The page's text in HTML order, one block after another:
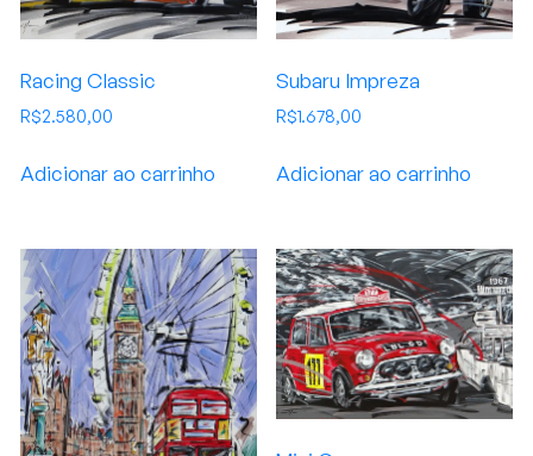
Racing Classic
R$2.580,00
Adicionar ao carrinho
Subaru Impreza
R$1.678,00
Adicionar ao carrinho